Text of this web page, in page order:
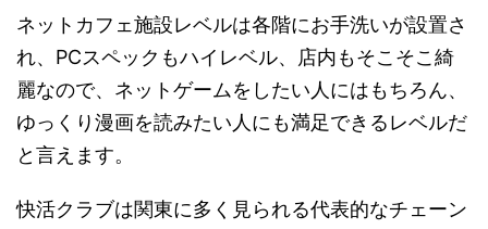
ネットカフェ施設レベルは各階にお手洗いが設置さ
れ、PCスペックもハイレベル、店内もそこそこ綺
麗なので、ネットゲームをしたい人にはもちろん、
ゆっくり漫画を読みたい人にも満足できるレベルだ
と言えます。
快活クラブは関東に多く見られる代表的なチェーン